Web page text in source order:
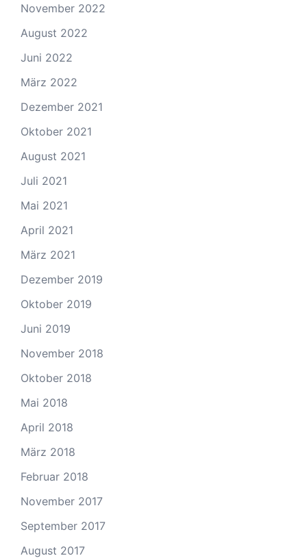
November 2022
August 2022
Juni 2022
März 2022
Dezember 2021
Oktober 2021
August 2021
Juli 2021
Mai 2021
April 2021
März 2021
Dezember 2019
Oktober 2019
Juni 2019
November 2018
Oktober 2018
Mai 2018
April 2018
März 2018
Februar 2018
November 2017
September 2017
August 2017